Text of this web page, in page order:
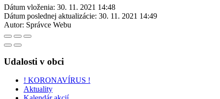
Dátum vloženia: 30. 11. 2021 14:48
Dátum poslednej aktualizácie: 30. 11. 2021 14:49
Autor: Správce Webu
Udalosti v obci
! KORONAVÍRUS !
Aktuality